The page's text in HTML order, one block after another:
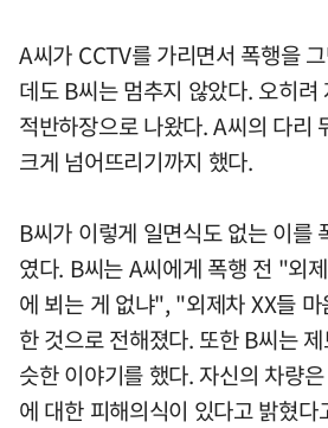
A씨가 CCTV를 가리면서 폭행을
데도 B씨는 멈추지 않았다. 오히려
적반하장으로 나왔다. A씨의 다리
크게 넘어뜨리기까지 했다.
B씨가 이렇게 일면식도 없는 이를
였다. B씨는 A씨에게 폭행 전 "외
에 뵈는 게 없냐", "외제차 XX들
한 것으로 전해졌다. 또한 B씨는
슷한 이야기를 했다. 자신의 차량
에 대한 피해의식이 있다고 밝혔다